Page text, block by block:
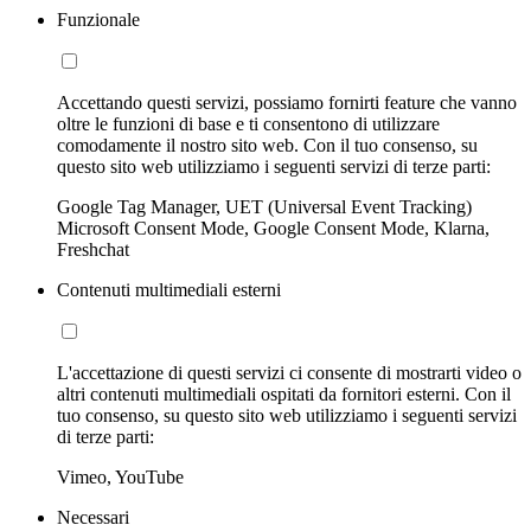
Funzionale
Accettando questi servizi, possiamo fornirti feature che vanno
oltre le funzioni di base e ti consentono di utilizzare
comodamente il nostro sito web. Con il tuo consenso, su
questo sito web utilizziamo i seguenti servizi di terze parti:
Google Tag Manager, UET (Universal Event Tracking)
Microsoft Consent Mode, Google Consent Mode, Klarna,
Freshchat
Contenuti multimediali esterni
L'accettazione di questi servizi ci consente di mostrarti video o
altri contenuti multimediali ospitati da fornitori esterni. Con il
tuo consenso, su questo sito web utilizziamo i seguenti servizi
di terze parti:
Vimeo, YouTube
Necessari